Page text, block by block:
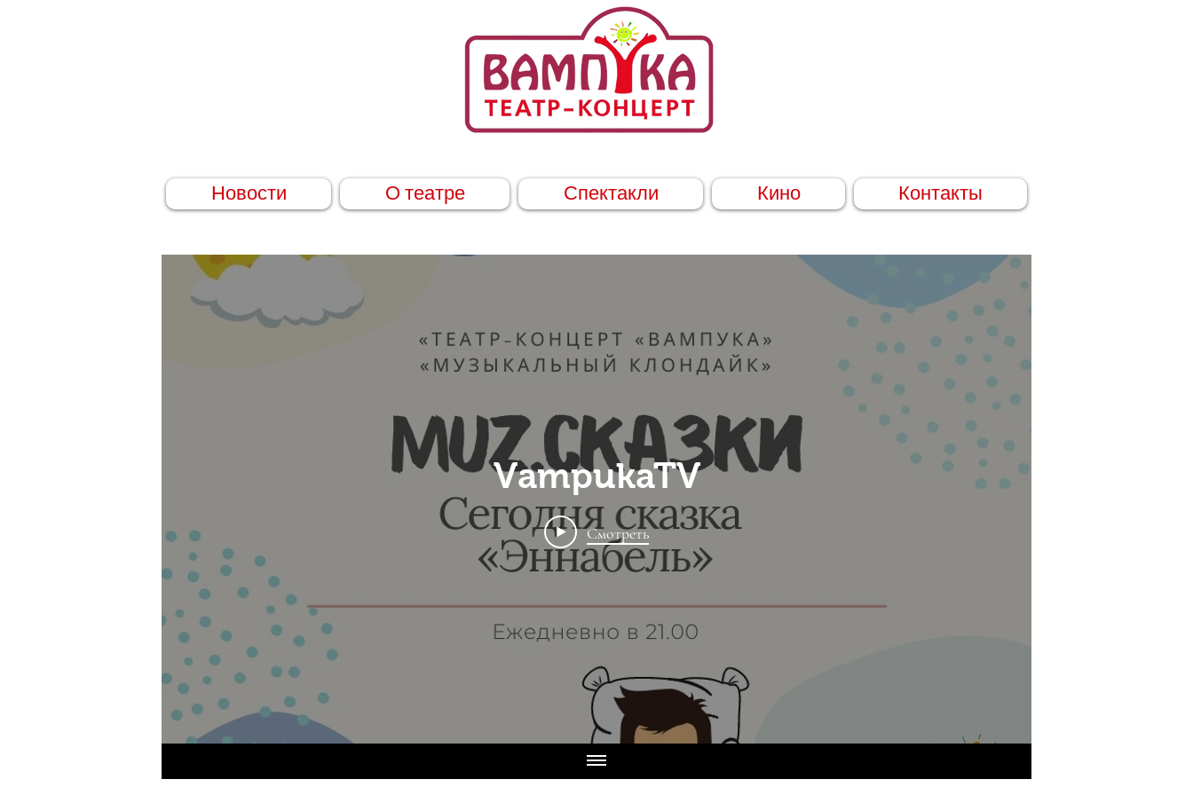
Новости О театре Спектакли Кино Контакты
VampukaTV
Смотреть